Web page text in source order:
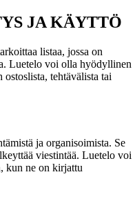
JA KÄYTTÖ
listaa, jossa on
Luetelo voi olla hyödyllinen
ostoslista, tehtävälista tai
ja organisoimista. Se
viestintää. Luetelo voi
kun ne on kirjattu